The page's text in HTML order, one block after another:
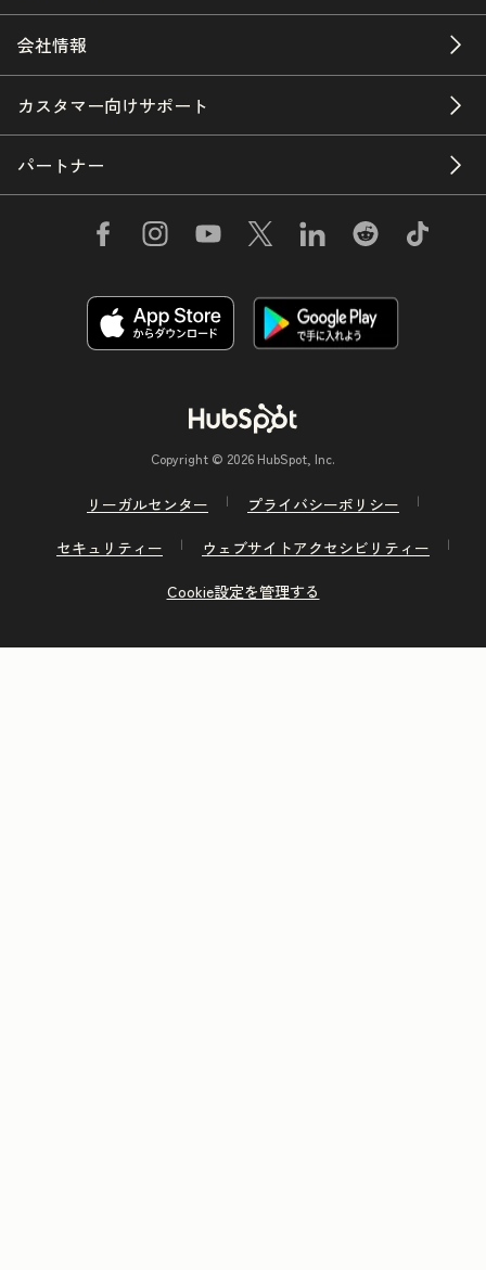
会社情報
カスタマー向けサポート
パートナー
Copyright © 2026 HubSpot, Inc.
リーガルセンター
プライバシーポリシー
セキュリティー
ウェブサイトアクセシビリティー
Cookie設定を管理する